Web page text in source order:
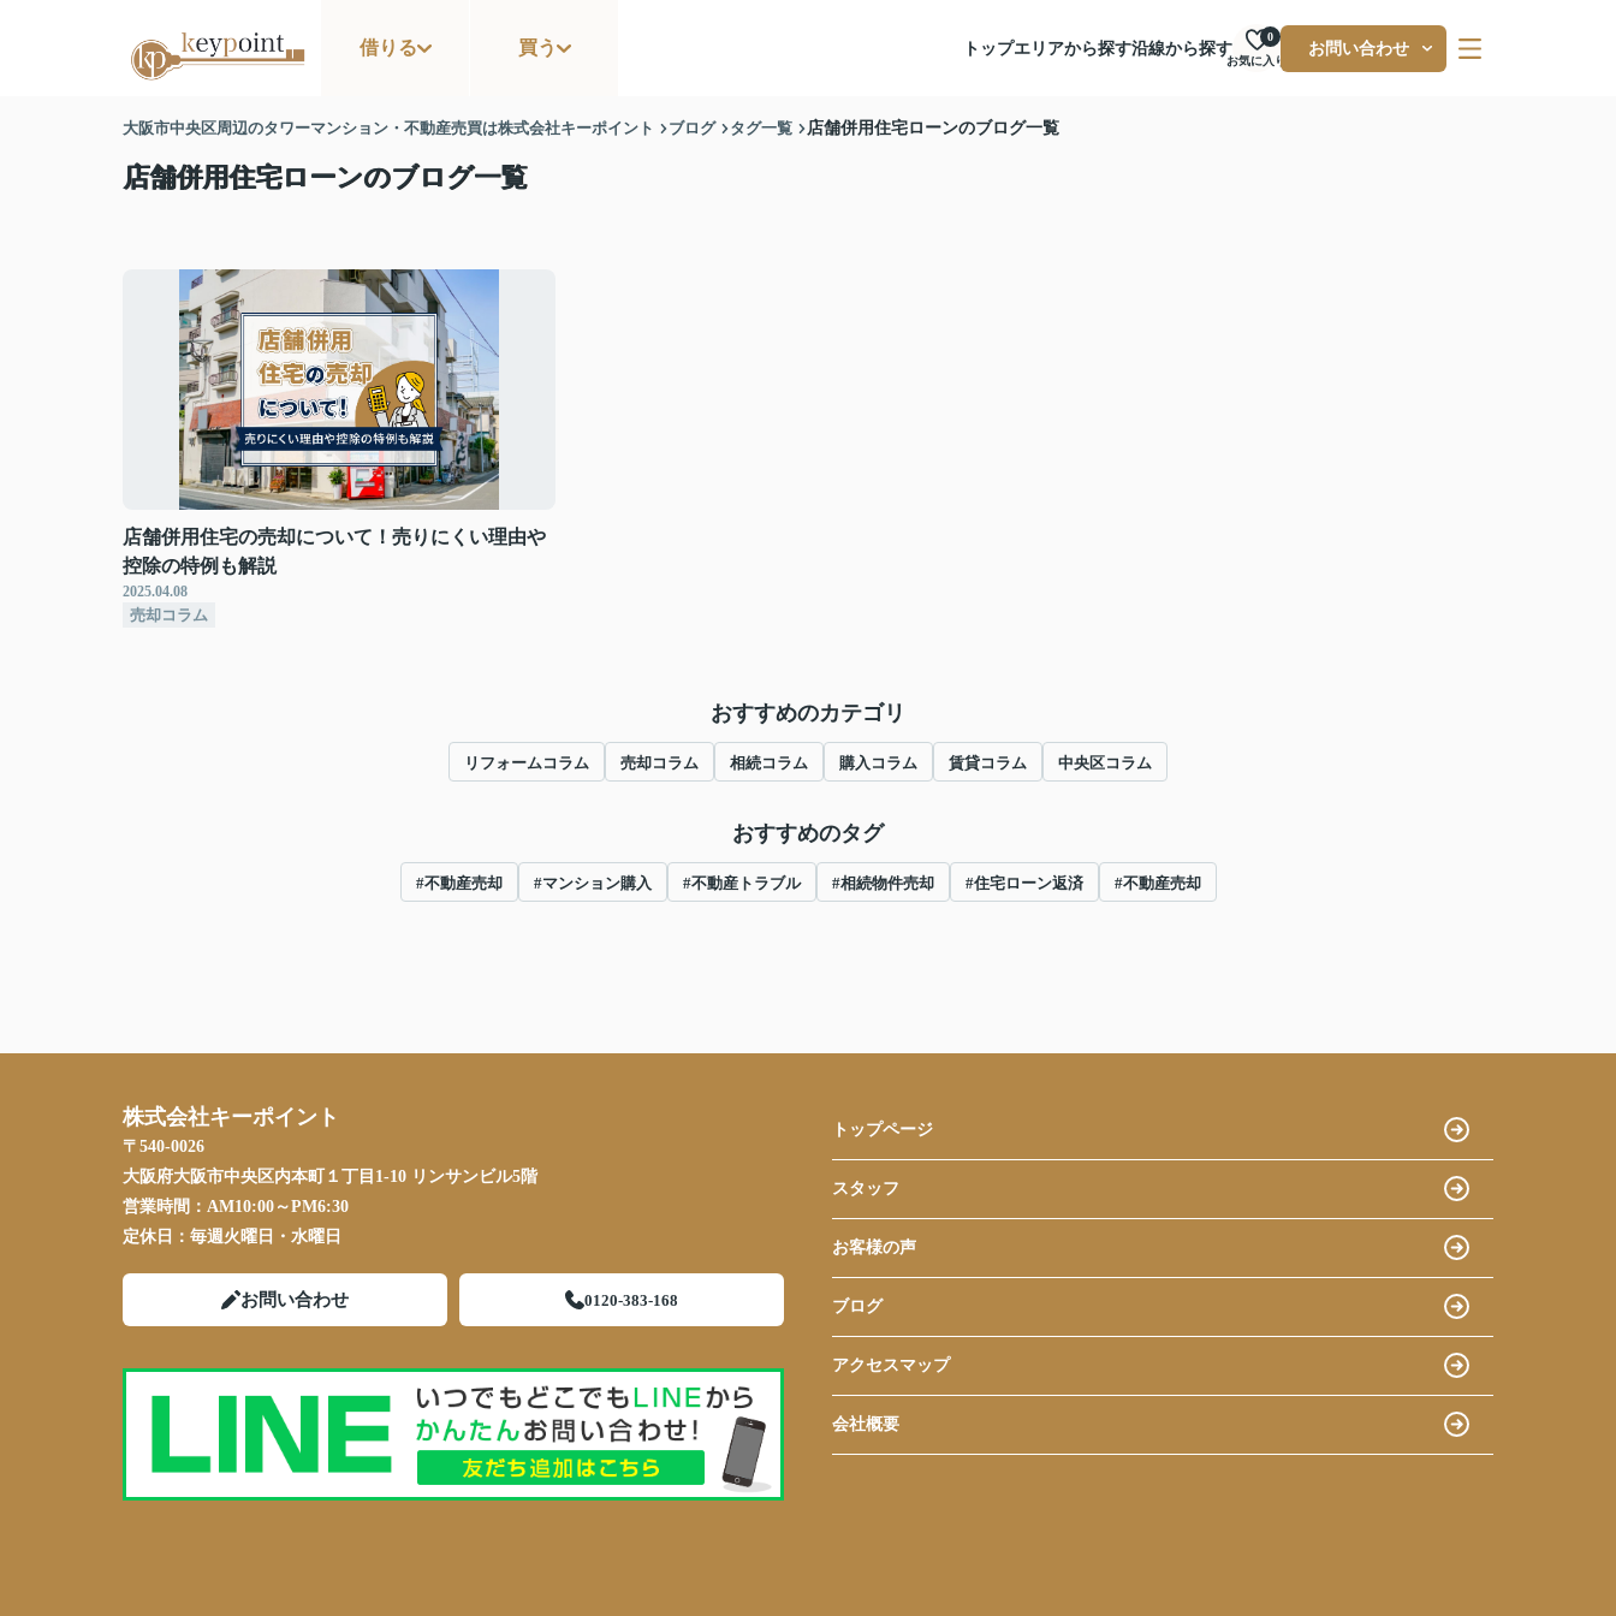
借りる 買う トップエリアから探す沿線から探す
お気に入り
0
お問い合わせ
大阪市中央区周辺のタワーマンション・不動産売買は株式会社キーポイント ブログ タグ一覧 店舗併用住宅ローンのブログ一覧
店舗併用住宅ローンのブログ一覧
店舗併用住宅の売却について！売りにくい理由や
控除の特例も解説
2025.04.08
売却コラム
おすすめのカテゴリ
リフォームコラム 売却コラム 相続コラム 購入コラム 賃貸コラム 中央区コラム
おすすめのタグ
#不動産売却 #マンション購入 #不動産トラブル #相続物件売却 #住宅ローン返済 #不動産売却
株式会社キーポイント
〒540-0026
大阪府大阪市中央区内本町１丁目1-10 リンサンビル5階
営業時間： AM10:00～PM6:30
定休日： 毎週火曜日・水曜日
お問い合わせ 0120-383-168
トップページ
スタッフ
お客様の声
ブログ
アクセスマップ
会社概要